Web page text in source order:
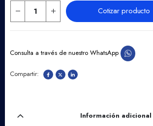
Cotizar producto
Consulta a través de nuestro WhatsApp
Información adicional